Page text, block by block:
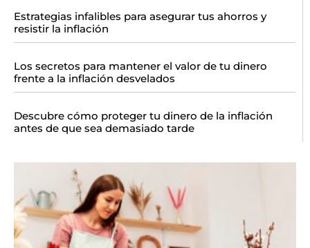
Estrategias infalibles para asegurar tus ahorros y
resistir la inflación
Los secretos para mantener el valor de tu dinero
frente a la inflación desvelados
Descubre cómo proteger tu dinero de la inflación
antes de que sea demasiado tarde